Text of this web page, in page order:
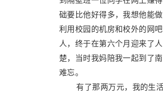
础要比他好得多，我想他能
利用校园的机房和校外的网
人，终于在第六个月迎来了
楚，当时我妈陪我一起到了
难忘。
有了那两万元，我的生活